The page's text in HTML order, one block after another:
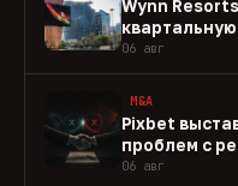
Wynn
06 авг
M&A
Pixbet
проблем с
06 авг